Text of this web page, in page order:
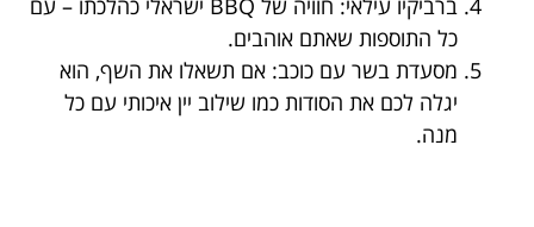
ברביקיו עילאי: חוויה של BBQ ישראלי כהלכתו – עם
כל התוספות שאתם אוהבים.
מסעדת בשר עם כוכב: אם תשאלו את השף, הוא
יגלה לכם את הסודות כמו שילוב יין איכותי עם כל
מנה.